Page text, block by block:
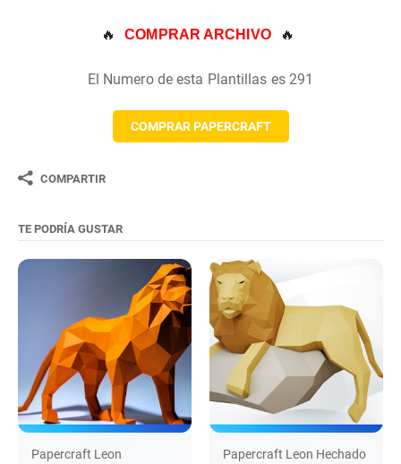
🔥 COMPRAR ARCHIVO 🔥
El Numero de esta Plantillas es 291
COMPRAR PAPERCRAFT
COMPARTIR
TE PODRÍA GUSTAR
Papercraft Leon Papercraft Leon Hechado